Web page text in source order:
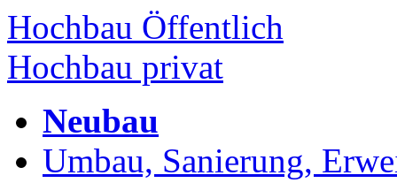
Hochbau Öffentlich
Hochbau privat
Neubau
Umbau, Sanierung,